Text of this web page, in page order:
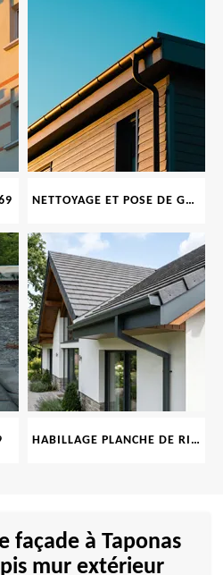
NETTOYAGE ET POSE DE GOUTTIÈRE 69
HABILLAGE PLANCHE DE RIVE 69
façade à Taponas
mur extérieur